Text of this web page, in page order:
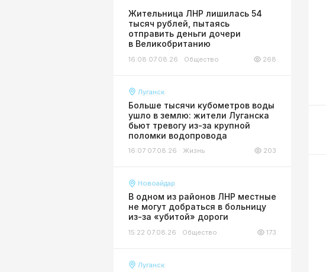
Жительница ЛНР лишилась 54
тысяч рублей, пытаясь
отправить деньги дочери
в Великобританию
16:08 07.08.26 Общество 268
Луганск
Больше тысячи кубометров воды
ушло в землю: жители Луганска
бьют тревогу из-за крупной
поломки водопровода
16:07 07.08.26 Жизнь 203
Новоайдар
В одном из районов ЛНР местные
не могут добраться в больницу
из-за «убитой» дороги
15:22 07.08.26 Общество 173
Луганск